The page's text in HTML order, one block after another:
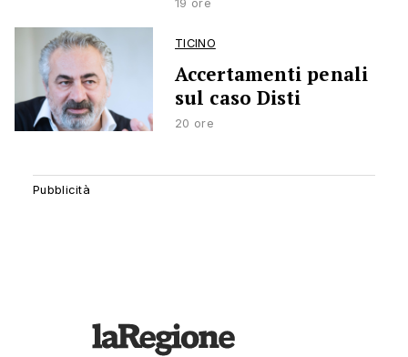
19 ore
TICINO
Accertamenti penali
sul caso Disti
20 ore